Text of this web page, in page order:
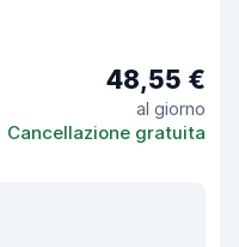
48,55 €
al giorno
Cancellazione gratuita